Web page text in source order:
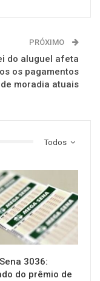
PRÓXIMO
do aluguel afeta
os pagamentos
de moradia atuais
Todos
3036:
do prêmio de